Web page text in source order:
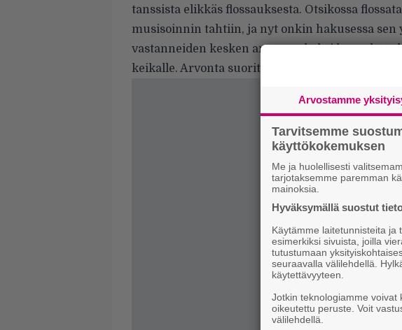
tanssista elikkäs flossauksesta. Otsikossa
musisoinnin tahtiin, ja nyt onkin hakusessa sen
vastanneiden kesken arvotaan kaksi
keikalle. Arvonta suoritetaan torstaina 22.
Arvostamme
Tarvitsemme
käyttökokemuksen
Me ja huolellisesti
tarjotaksemme paremman
mainoksia.
Hyväksymällä suostut
Käytämme laitetunnisteita ja
esimerkiksi sivuista, joilla
tutustumaan
seuraavalla välilehdellä.
käytettävyyteen.
Jotkin teknologiamme voivat
oikeutettu peruste. Voit
välilehdellä.